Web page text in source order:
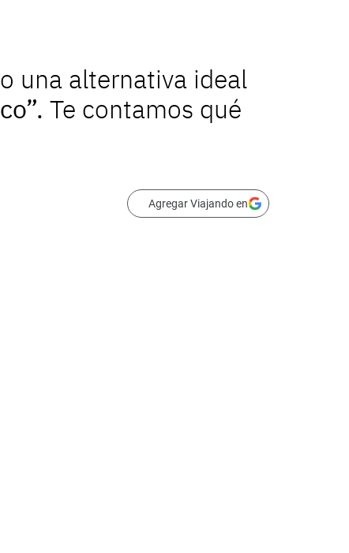
una alternativa ideal
Te contamos qué
Agregar Viajando en